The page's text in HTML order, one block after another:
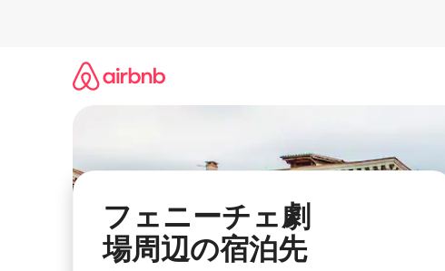
フェニーチェ劇
場⁠周⁠辺⁠の宿⁠泊⁠先